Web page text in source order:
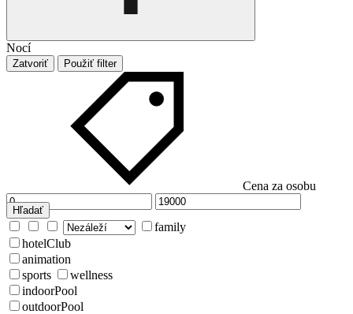
Nocí
Zatvoriť Použiť filter
Cena za osobu
Hľadať
family
hotelClub
animation
sports
wellness
indoorPool
outdoorPool